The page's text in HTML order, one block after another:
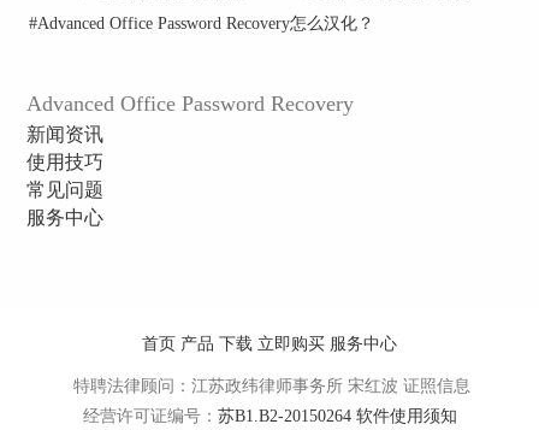
点击
如何在AOPR试用版中输入注册码
这一功能。如果想了解更多相关的内容请点击
Advanced Office Password Recovery能为您做什么？
#Advanced Office Password Recovery怎么汉化？
Advanced Office Password Recovery
新闻资讯
使用技巧
常见问题
服务中心
首页 产品 下载 立即购买 服务中心
特聘法律顾问：江苏政纬律师事务所 宋红波 证照信息
经营许可证编号： 苏B1.B2-20150264 软件使用须知